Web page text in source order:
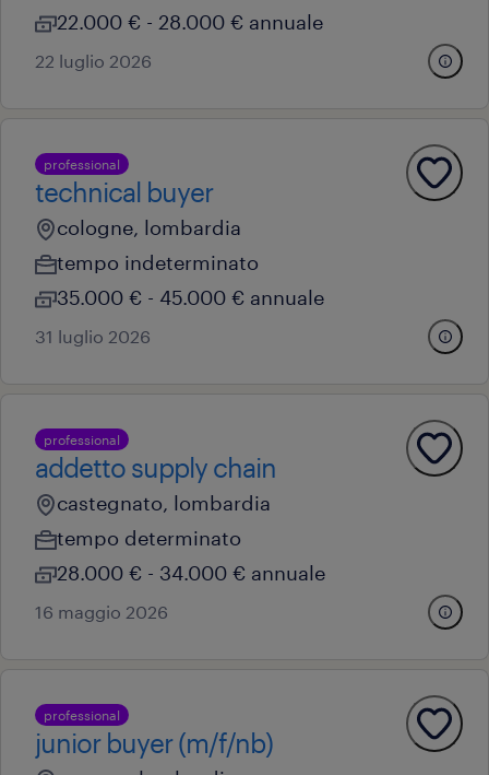
22.000 € - 28.000 € annuale
22 luglio 2026
professional
technical buyer
cologne, lombardia
tempo indeterminato
35.000 € - 45.000 € annuale
31 luglio 2026
professional
addetto supply chain
castegnato, lombardia
tempo determinato
28.000 € - 34.000 € annuale
16 maggio 2026
professional
junior buyer (m/f/nb)